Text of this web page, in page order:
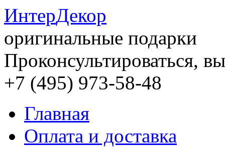
ИнтерДекор
оригинальные подарки
Проконсультироваться,
+7 (495) 973-58-48
Главная
Оплата и доставка